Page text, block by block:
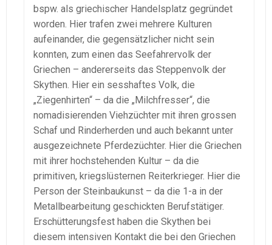
bspw. als griechischer Handelsplatz gegründet
worden. Hier trafen zwei mehrere Kulturen
aufeinander, die gegensätzlicher nicht sein
konnten, zum einen das Seefahrervolk der
Griechen – andererseits das Steppenvolk der
Skythen. Hier ein sesshaftes Volk, die
„Ziegenhirten“ – da die „Milchfresser“, die
nomadisierenden Viehzüchter mit ihren grossen
Schaf und Rinderherden und auch bekannt unter
ausgezeichnete Pferdezüchter. Hier die Griechen
mit ihrer hochstehenden Kultur – da die
primitiven, kriegslüsternen Reiterkrieger. Hier die
Person der Steinbaukunst – da die 1-a in der
Metallbearbeitung geschickten Berufstätiger.
Erschütterungsfest haben die Skythen bei
diesem intensiven Kontakt die bei den Griechen